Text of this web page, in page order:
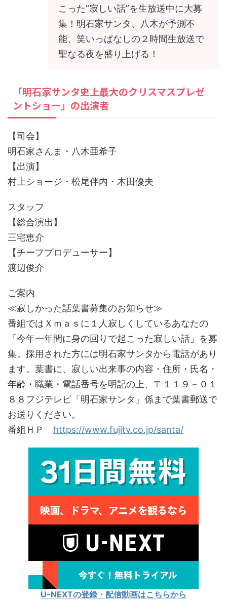
こった“寂しい話”を生放送中に大募
集！明石家サンタ、八木が予測不
能、笑いっぱなしの２時間生放送で
聖なる夜を盛り上げる！
「明石家サンタ史上最大のクリスマスプレゼ
ントショー」の出演者
【司会】
明石家さんま・八木亜希子
【出演】
村上ショージ・松尾伴内・木田優夫
スタッフ
【総合演出】
三宅恵介
【チーフプロデューサー】
渡辺俊介
ご案内
≪寂しかった話葉書募集のお知らせ≫
番組ではＸｍａｓに１人寂しくしているあなたの
「今年一年間に身の回りで起こった寂しい話」を募
集。採用された方には明石家サンタから電話があり
ます。葉書に、寂しい出来事の内容・住所・氏名・
年齢・職業・電話番号を明記の上、〒１１９－０１
８８フジテレビ「明石家サンタ」係まで葉書郵送で
お送りください。
番組ＨＰ https://www.fujitv.co.jp/santa/
U-NEXTの登録・配信動画はこちらから